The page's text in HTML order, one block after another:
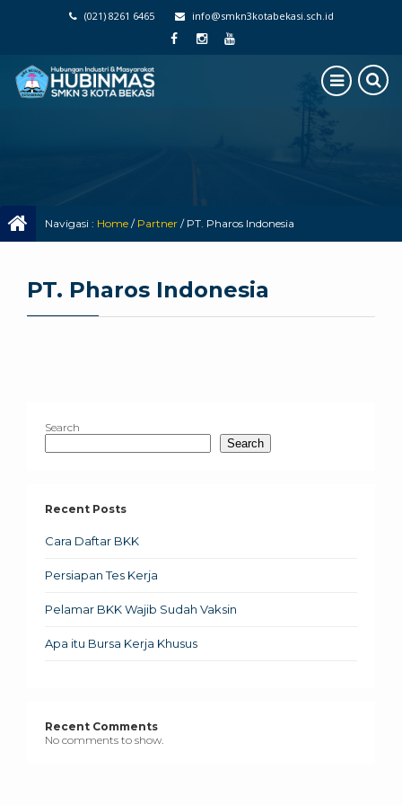
(021) 8261 6465 info@smkn3kotabekasi.sch.id
Navigasi : Home / Partner / PT. Pharos Indonesia
PT. Pharos Indonesia
Search
Search
Recent Posts
Cara Daftar BKK
Persiapan Tes Kerja
Pelamar BKK Wajib Sudah Vaksin
Apa itu Bursa Kerja Khusus
Recent Comments
No comments to show.